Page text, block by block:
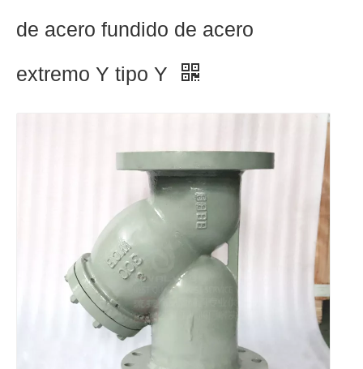
de acero fundido de acero
extremo Y tipo Y